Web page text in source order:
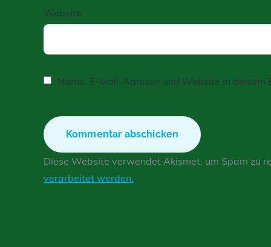
Website
Name, E-Mail-Adresse und Website in diesem
Diese Website verwendet Akismet, um Spam zu
verarbeitet werden.